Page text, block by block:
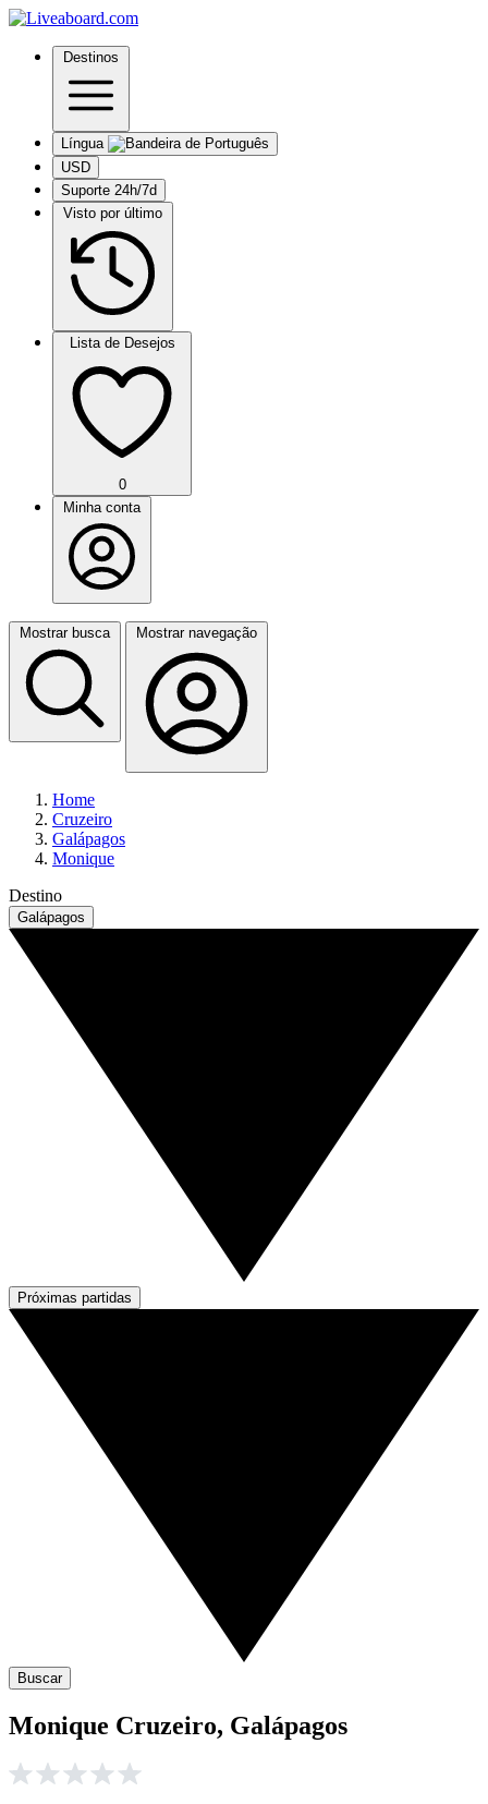
Destinos
Língua
USD
Suporte 24h/7d
Visto por último
Lista de Desejos
0
Minha conta
Mostrar busca Mostrar navegação
Home
Cruzeiro
Galápagos
Monique
Destino
Galápagos
Próximas partidas
Buscar
Monique Cruzeiro, Galápagos